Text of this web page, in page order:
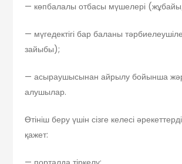
— көпбалалы отбасы мүшелері
— мүгедектігі бар баланы
зайыбы);
— асыраушысынан айрылу бойынша
алушылар.
Өтініш беру үшін сізге келесі
қажет: